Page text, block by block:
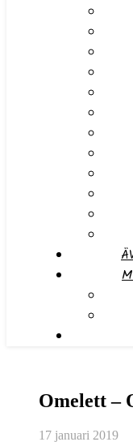
Omelett –
17 januari 2019